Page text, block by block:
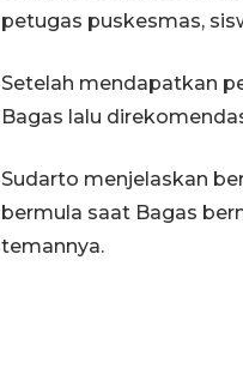
petugas puskesmas,
Setelah mendapatkan
Bagas lalu
Sudarto menjelaskan
bermula saat Bagas
temannya.